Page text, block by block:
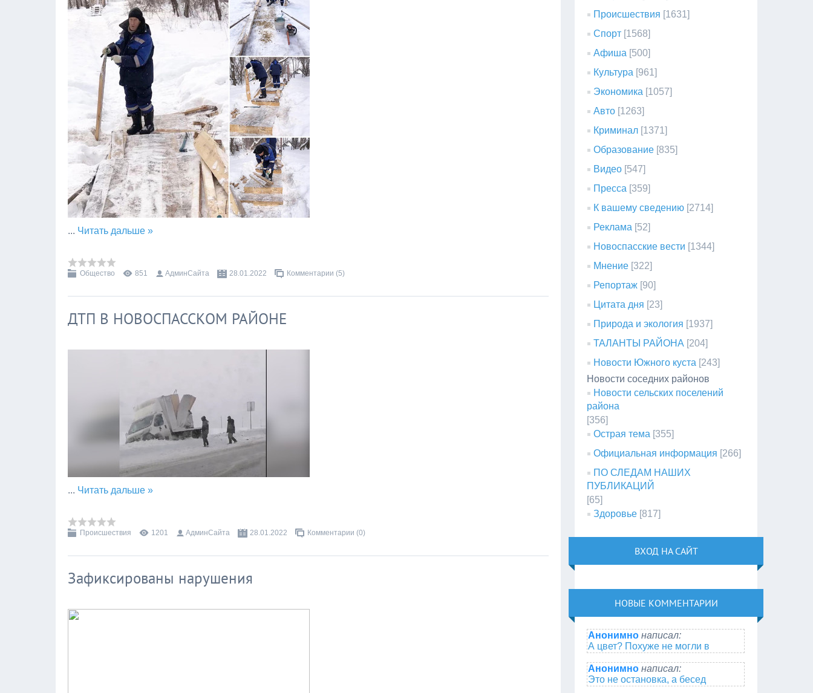
... Читать дальше »
Общество 851 АдминСайта 28.01.2022 Комментарии (5)
ДТП В НОВОСПАССКОМ РАЙОНЕ
... Читать дальше »
Происшествия 1201 АдминСайта 28.01.2022 Комментарии (0)
Зафиксированы нарушения
Происшествия [1631]
Спорт [1568]
Афиша [500]
Культура [961]
Экономика [1057]
Авто [1263]
Криминал [1371]
Образование [835]
Видео [547]
Пресса [359]
К вашему сведению [2714]
Реклама [52]
Новоспасские вести [1344]
Мнение [322]
Репортаж [90]
Цитата дня [23]
Природа и экология [1937]
ТАЛАНТЫ РАЙОНА [204]
Новости Южного куста [243]
Новости соседних районов
Новости сельских поселений
района
[356]
Острая тема [355]
Официальная информация [266]
ПО СЛЕДАМ НАШИХ
ПУБЛИКАЦИЙ
[65]
Здоровье [817]
ВХОД НА САЙТ
НОВЫЕ КОММЕНТАРИИ
Анонимно написал:
А цвет? Похуже не могли в
Анонимно написал:
Это не остановка, а бесед